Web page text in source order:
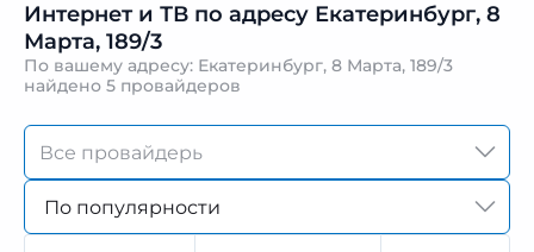
Интернет и ТВ по адресу Екатеринбург, 8
Марта, 189/3
По вашему адресу: Екатеринбург, 8 Марта, 189/3
найдено 5 провайдеров
По популярности